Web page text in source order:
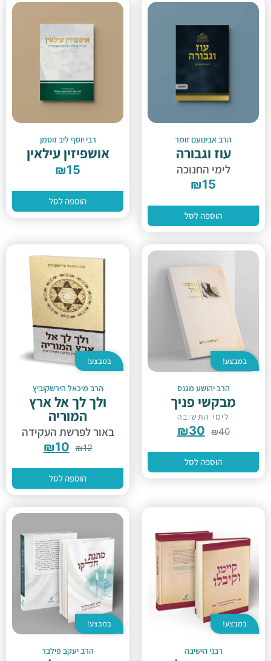
הרב אבינועם זומר
עוז וגבורה
לימי החנוכה
₪15
הוספה לסל
רבי יוסף ליב זוסמן
אושפיזין עילאין
₪15
הוספה לסל
במבצע!
הרב יהושע מגנס
מבקשי פניך
לימי התשובה
₪40
₪30
הוספה לסל
במבצע!
הרב מיכאל הירשקוביץ
ולך לך אל ארץ
המוריה
באור לפרשת העקידה
₪12
₪10
הוספה לסל
במבצע!
רבני הישיבה
במבצע!
הרב יעקב פילבר